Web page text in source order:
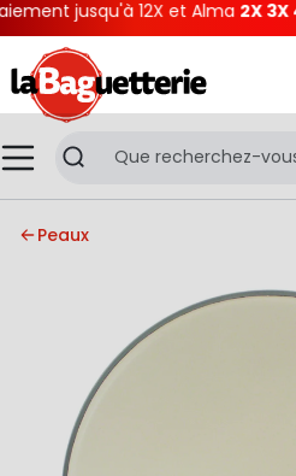
jusqu'à 12X et Alma2X 3X
MenuRecherche
Peaux